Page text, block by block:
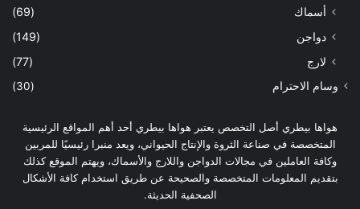
أسماك
(69)
دواجن
(149)
لارج
(77)
وسام الاحترام (30)
هواها بيطري أصل التخصص يعتبر هواها بيطري أحد أهم المواقع الرئيسية
المتخصصة في صناعة الثروة والإنتاج الحيواني، ويعد منبرا رئيسيًا للمربين
وكافة العاملين في مجالات الدواجن واللارج والأسماك، ويهتم الموقع كذلك
بتقديم المعلومات المتخصصة والصحيحة عن طريق استخدام كافة الأشكال
الصحفية الحديثة.